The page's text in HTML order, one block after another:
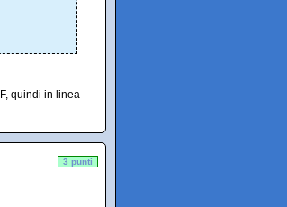
quindi in linea
3 punti